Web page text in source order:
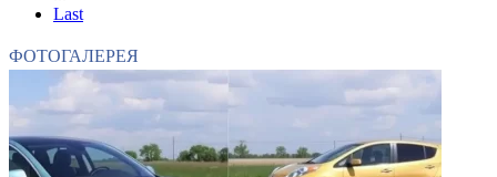
Last
ФОТОГАЛЕРЕЯ